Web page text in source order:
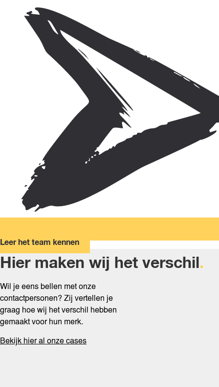
Leer het team kennen
Hier maken wij het verschil.
Wil je eens bellen met onze
contactpersonen? Zij vertellen je
graag hoe wij het verschil hebben
gemaakt voor hun merk.
Bekijk hier al onze cases